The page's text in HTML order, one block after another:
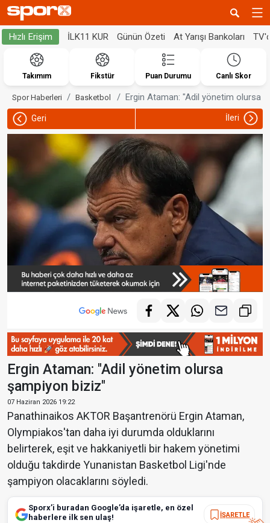
Hızlı Erişim İLK11 KUR Günün Özeti At Yarışı Bankoları
Takımım Fikstür Puan Durumu Canlı Skor
Spor Haberleri Basketbol Ergin Ataman: "Adil yönetim olursa
Geri İleri
Ergin Ataman: "Adil yönetim olursa
şampiyon biziz"
07 Haziran 2026 19:22
Panathinaikos AKTOR Başantrenörü Ergin Ataman,
Olympiakos'tan daha iyi durumda olduklarını
belirterek, eşit ve hakkaniyetli bir hakem yönetimi
olduğu takdirde Yunanistan Basketbol Ligi'nde
şampiyon olacaklarını söyledi.
Sporx’i buradan Google’da işaretle, en özel
haberlere ilk sen ulaş!
İŞARETLE